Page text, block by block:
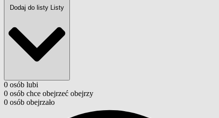
Dodaj do listy Listy
0 osób lubi
0 osób chce obejrzeć obejrzy
0 osób obejrzało